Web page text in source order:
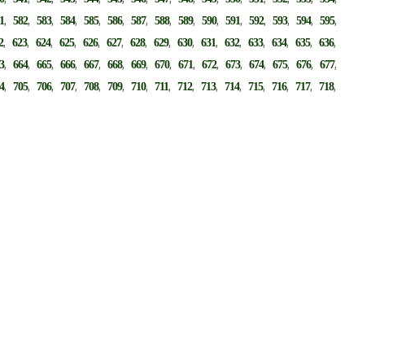
,582,583,584,585,586,587,588,589,590,591,592,593,594,595,
,623,624,625,626,627,628,629,630,631,632,633,634,635,636,
,664,665,666,667,668,669,670,671,672,673,674,675,676,677,
,705,706,707,708,709,710,711,712,713,714,715,716,717,718,